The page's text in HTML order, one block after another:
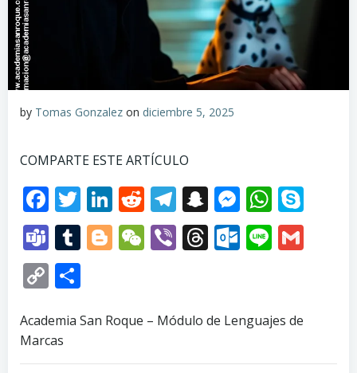
by Tomas Gonzalez on diciembre 5, 2025
COMPARTE ESTE ARTÍCULO
Facebook
Twitter
LinkedIn
Reddit
Telegram
Snapchat
Teams
Tumblr
Blogger
WeChat
ViberThreads
Line
Copy
Link
Academia San Roque – Módulo de Lenguajes de
Marcas